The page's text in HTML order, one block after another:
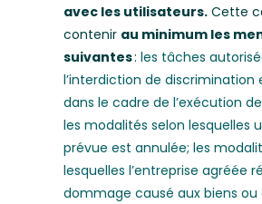
avec les utilisateurs. Cette
contenir au minimum les
suivantes: les tâches
l’interdiction de
dans le cadre de l’exécution
les modalités selon lesquelles
prévue est annulée; les
lesquelles l’entreprise agréée
dommage causé aux biens ou